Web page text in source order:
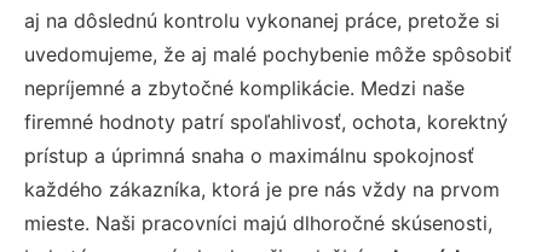
aj na dôslednú kontrolu vykonanej práce, pretože si
uvedomujeme, že aj malé pochybenie môže spôsobiť
nepríjemné a zbytočné komplikácie. Medzi naše
firemné hodnoty patrí spoľahlivosť, ochota, korektný
prístup a úprimná snaha o maximálnu spokojnosť
každého zákazníka, ktorá je pre nás vždy na prvom
mieste. Naši pracovníci majú dlhoročné skúsenosti,